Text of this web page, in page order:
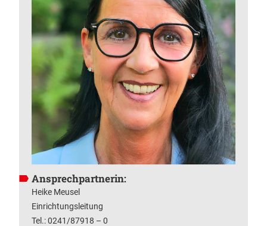
Ansprechpartnerin:
Heike Meusel
Einrichtungsleitung
Tel.: 0241/87918 – 0